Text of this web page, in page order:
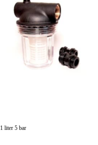
liter 5 bar